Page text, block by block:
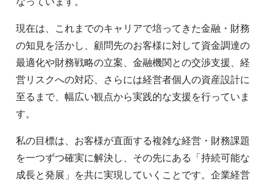
現在は、これまでのキャリアで培ってきた金融・財務
の知見を活かし、顧問先のお客様に対して資金調達の
最適化や財務戦略の立案、金融機関との交渉支援、経
営リスクへの対応、さらには経営者個人の資産設計に
至るまで、幅広い観点から実践的な支援を行っていま
す。
私の目標は、お客様が直面する複雑な経営・財務課題
を一つずつ確実に解決し、その先にある「持続可能な
成長と発展」を共に実現していくことです。企業経営